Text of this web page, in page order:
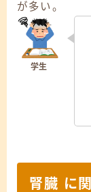
が多い。
腎臓 に